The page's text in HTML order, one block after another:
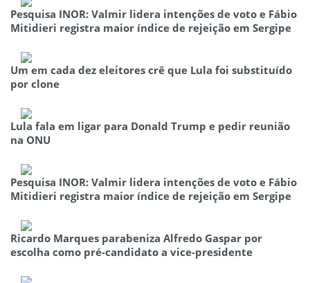
Pesquisa INOR: Valmir lidera intenções de voto e Fábio
Mitidieri registra maior índice de rejeição em Sergipe
Um em cada dez eleitores crê que Lula foi substituído
por clone
Lula fala em ligar para Donald Trump e pedir reunião
na ONU
Pesquisa INOR: Valmir lidera intenções de voto e Fábio
Mitidieri registra maior índice de rejeição em Sergipe
Ricardo Marques parabeniza Alfredo Gaspar por
escolha como pré-candidato a vice-presidente